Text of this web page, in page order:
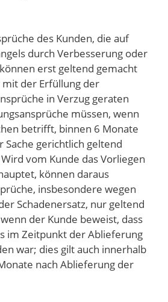
des Kunden, die auf
durch Verbesserung oder
erst geltend gemacht
der Erfüllung der
in Verzug geraten
müssen, wenn
betrifft, binnen 6 Monate
Sache gerichtlich geltend
vom Kunde das Vorliegen
können daraus
insbesondere wegen
Schadenersatz, nur geltend
der Kunde beweist, dass
im Zeitpunkt der Ablieferung
war; dies gilt auch innerhalb
nach Ablieferung der